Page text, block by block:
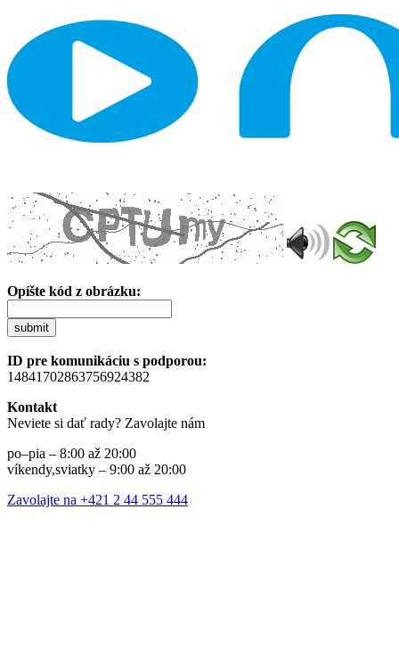
Opíšte kód z obrázku:
submit
ID pre komunikáciu s podporou:
14841702863756924382
Kontakt
Neviete si dať rady? Zavolajte nám
po–pia – 8:00 až 20:00
víkendy,sviatky – 9:00 až 20:00
Zavolajte na +421 2 44 555 444